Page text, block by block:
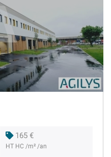
165 €
HT HC /m² /an